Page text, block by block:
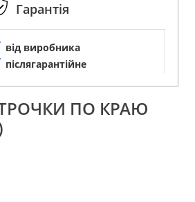
Гарантія
від виробника
післягарантійне
ПО КРАЮ